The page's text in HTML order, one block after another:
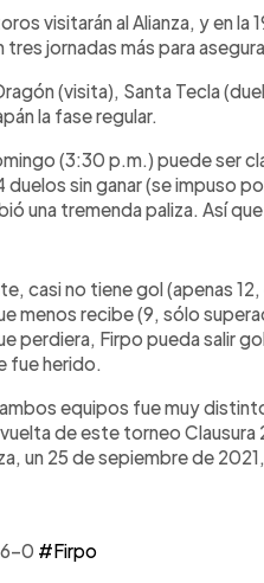
visitarán al Alianza, y en la
jornadas más para
(visita), Santa Tecla
la fase regular.
(3:30 p.m.) puede ser
sin ganar (se impuso
una tremenda paliza. Así
casi no tiene gol (apenas
menos recibe (9, sólo
perdiera, Firpo pueda salir
fue herido.
equipos fue muy
de este torneo Clausura
un 25 de sepiembre de
6-0 #Firpo